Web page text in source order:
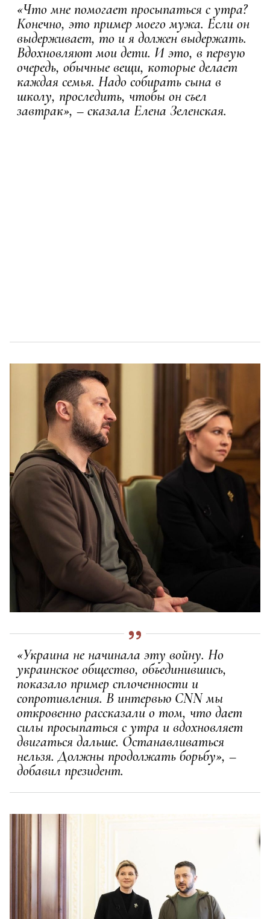
«Что мне помогает просыпаться с утра?
Конечно, это пример моего мужа. Если он
выдерживает, то и я должен выдержать.
Вдохновляют мои дети. И это, в первую
очередь, обычные вещи, которые делает
каждая семья. Надо собирать сына в
школу, проследить, чтобы он съел
завтрак», – сказала Елена Зеленская.
«Украина не начинала эту войну. Но
украинское общество, объединившись,
показало пример сплоченности и
сопротивления. В интервью CNN мы
откровенно рассказали о том, что дает
силы просыпаться с утра и вдохновляет
двигаться дальше. Останавливаться
нельзя. Должны продолжать борьбу», –
добавил президент.